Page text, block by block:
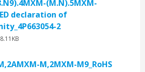
(M.N).5MXM-
declaration of
2
M,2MXM-M9_RoHS